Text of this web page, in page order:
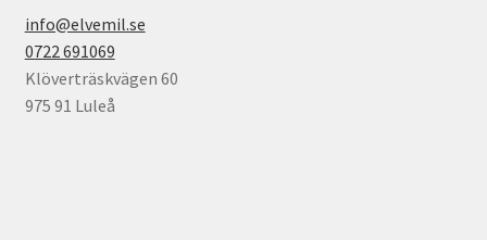
info@elvemil.se
0722 691069
Klöverträskvägen 60
975 91 Luleå